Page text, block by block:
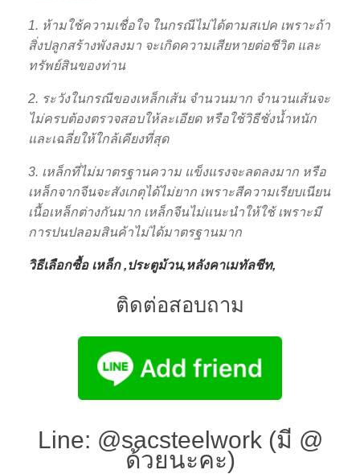
1. ห้ามใช้ความเชื่อใจ ในกรณีไม่ได้ตามสเปค เพราะถ้า
สิ่งปลูกสร้างพังลงมา จะเกิดความเสียหายต่อชีวิต และ
ทรัพย์สินของท่าน
2. ระวังในกรณีของเหล็กเส้น จำนวนมาก จำนวนเส้นจะ
ไม่ครบต้องตรวจสอบให้ละเอียด หรือใช้วิธีชั่งน้ำหนัก
และเฉลี่ยให้ใกล้เคียงที่สุด
3. เหล็กที่ไม่มาตรฐานความ แข็งแรงจะลดลงมาก หรือ
เหล็กจากจีนจะสังเกตุได้ไม่ยาก เพราะสีความเรียบเนียน
เนื้อเหล็กต่างกันมาก เหล็กจีนไม่แนะนำให้ใช้ เพราะมี
การปนปลอมสินค้าไม่ได้มาตรฐานมาก
วิธีเลือกซื้อ เหล็ก ,ประตูม้วน,หลังคาเมทัลชีท,
ติดต่อสอบถาม
Line: @sacsteelwork (มี @
ด้วยนะคะ)